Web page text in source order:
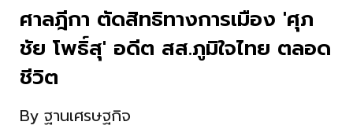
ศาลฎีกา ตัดสิทธิทางการเมือง 'ศุภ
ชัย โพธิ์สุ' อดีต สส.ภูมิใจไทย ตลอด
ชีวิต
By ฐานเศรษฐกิจ